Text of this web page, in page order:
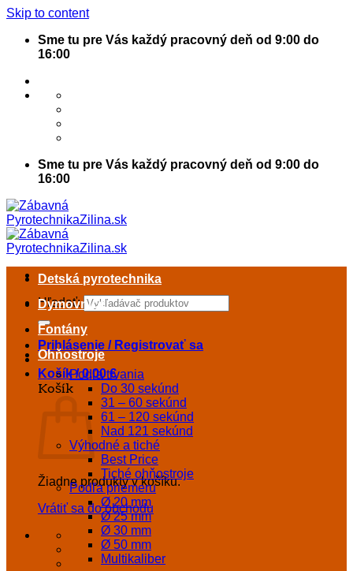
Skip to content
Sme tu pre Vás každý pracovný deň od 9:00 do
16:00
Sme tu pre Vás každý pracovný deň od 9:00 do
16:00
Hľadať:
Prihlásenie / Registrovať sa
Košík /0,00€
Košík
Žiadne produkty v košíku.
Vrátiť sa do obchodu
Detská pyrotechnika
Dymovnice
Fontány
Ohňostroje
Podľa trvania
Do 30 sekúnd
31 – 60 sekúnd
61 – 120 sekúnd
Nad 121 sekúnd
Výhodné a tiché
Best Price
Tiché ohňostroje
Podľa priemeru
Ø 20 mm
Ø 25 mm
Ø 30 mm
Ø 50 mm
Multikaliber